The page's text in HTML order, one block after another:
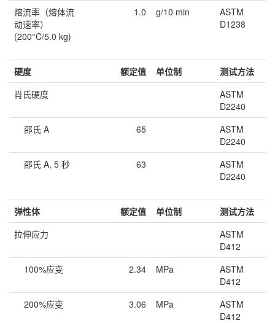
熔流率（熔体流
动速率）
(200°C/5.0 kg)
1.0 g/10 min
ASTM
D1238
硬度 额定值 单位制
测试方法
肖氏硬度
ASTM
D2240
邵氏 A
65
ASTM
D2240
邵氏 A, 5 秒
63
ASTM
D2240
弹性体 额定值 单位制
测试方法
拉伸应力
ASTM
D412
100%应变
2.34 MPa
ASTM
D412
200%应变
3.06 MPa
ASTM
D412